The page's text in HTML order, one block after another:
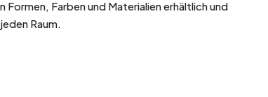
Formen, Farben und Materialien erhältlich und
Raum.